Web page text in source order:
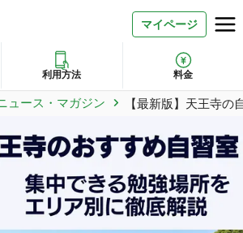
マイページ
利用方法 料金
ュース・マガジン 【最新版】天王寺